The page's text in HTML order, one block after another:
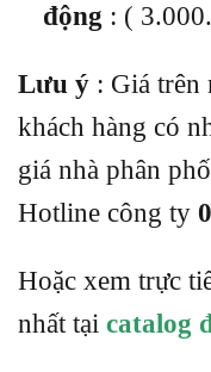
động : (
Lưu ý : Giá trên
khách hàng có
giá nhà phân
Hotline công ty
Hoặc xem trực
nhất tại catalog